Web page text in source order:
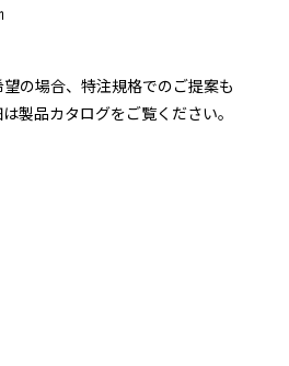
の場合、特注規格でのご提案も
製品カタログをご覧ください。